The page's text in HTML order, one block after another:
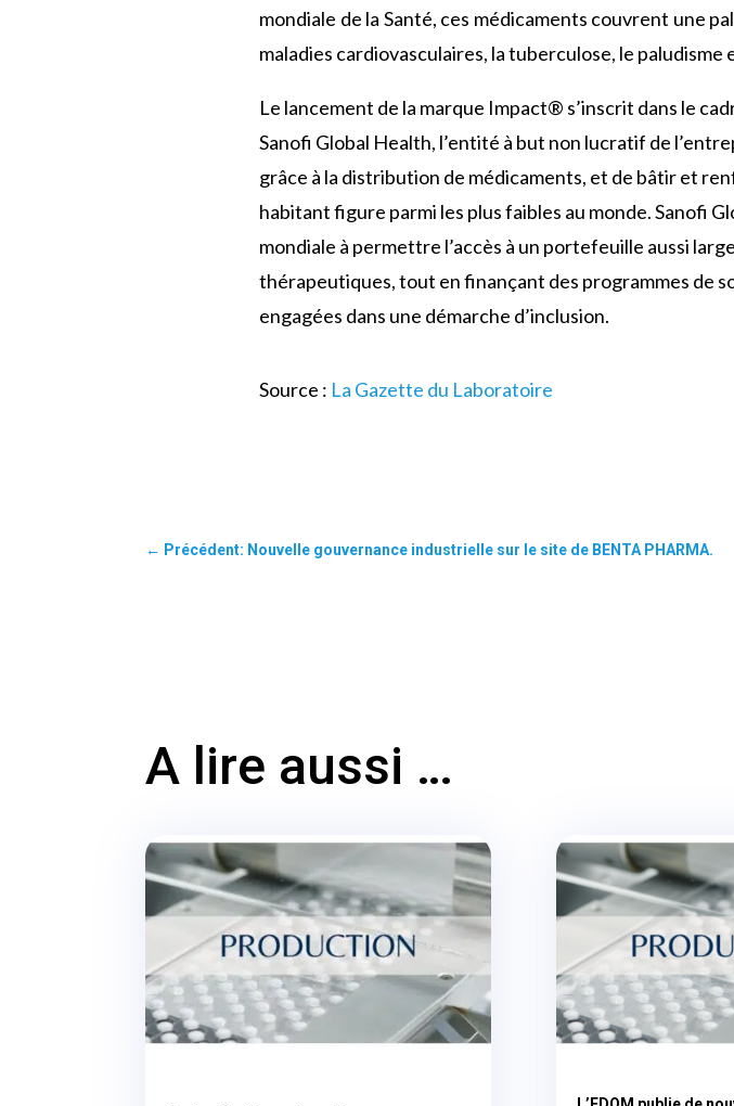
mondiale de la Santé, ces médicaments couvrent une
maladies cardiovasculaires, la tuberculose, le paludisme
Le lancement de la marque Impact® s’inscrit dans le
Sanofi Global Health, l’entité à but non lucratif de
grâce à la distribution de médicaments, et de bâtir et
habitant figure parmi les plus faibles au monde. Sanofi
mondiale à permettre l’accès à un portefeuille aussi
thérapeutiques, tout en finançant des programmes de
engagées dans une démarche d’inclusion.
Source : La Gazette du Laboratoire
← Précédent: Nouvelle gouvernance industrielle sur le site de BENTA PHARMA.
A lire aussi …